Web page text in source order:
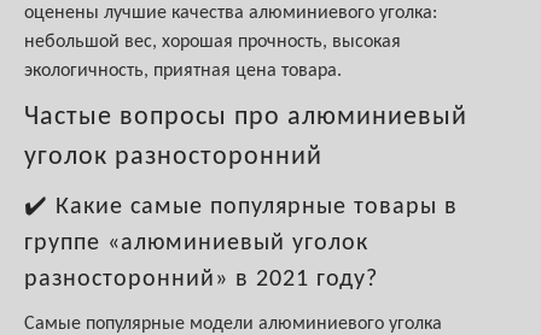
оценены лучшие качества алюминиевого уголка:
небольшой вес, хорошая прочность, высокая
экологичность, приятная цена товара.
Частые вопросы про алюминиевый
уголок разносторонний
✔️ Какие самые популярные товары в
группе «алюминиевый уголок
разносторонний» в 2021 году?
Самые популярные модели алюминиевого уголка